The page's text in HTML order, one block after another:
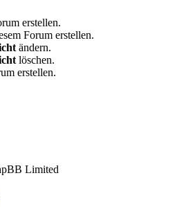
erstellen.
Forum erstellen.
ändern.
löschen.
erstellen.
Limited